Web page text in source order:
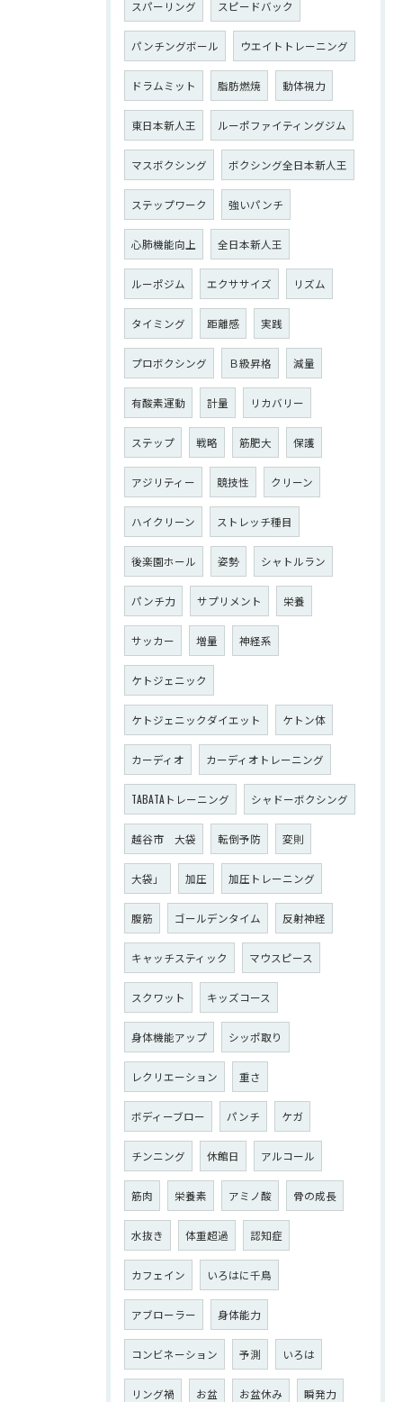
スパーリング スピードバック
パンチングボール ウエイトトレーニング
ドラムミット 脂肪燃焼 動体視力
東日本新人王 ルーポファイティングジム
マスボクシング ボクシング全日本新人王
ステップワーク 強いパンチ
心肺機能向上 全日本新人王
ルーポジム エクササイズ リズム
タイミング 距離感 実践
プロボクシング Ｂ級昇格 減量
有酸素運動 計量 リカバリー
ステップ 戦略 筋肥大 保護
アジリティー 競技性 クリーン
ハイクリーン ストレッチ種目
後楽園ホール 姿勢 シャトルラン
パンチ力 サプリメント 栄養
サッカー 増量 神経系
ケトジェニック
ケトジェニックダイエット ケトン体
カーディオ カーディオトレーニング
TABATAトレーニング シャドーボクシング
越谷市 大袋 転倒予防 変則
大袋」 加圧 加圧トレーニング
腹筋 ゴールデンタイム 反射神経
キャッチスティック マウスピース
スクワット キッズコース
身体機能アップ シッポ取り
レクリエーション 重さ
ボディーブロー パンチ ケガ
チンニング 休館日 アルコール
筋肉 栄養素 アミノ酸 骨の成長
水抜き 体重超過 認知症
カフェイン いろはに千鳥
アブローラー 身体能力
コンビネーション 予測 いろは
リング禍 お盆 お盆休み 瞬発力